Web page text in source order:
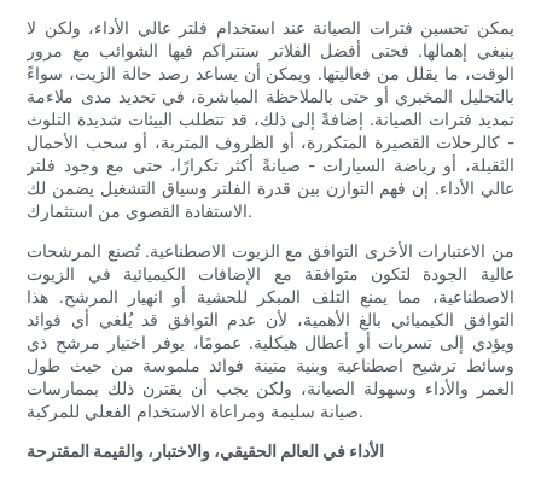
يمكن تحسين فترات الصيانة عند استخدام فلتر عالي الأداء، ولكن لا
ينبغي إهمالها. فحتى أفضل الفلاتر ستتراكم فيها الشوائب مع مرور
الوقت، ما يقلل من فعاليتها. ويمكن أن يساعد رصد حالة الزيت، سواءً
بالتحليل المخبري أو حتى بالملاحظة المباشرة، في تحديد مدى ملاءمة
تمديد فترات الصيانة. إضافةً إلى ذلك، قد تتطلب البيئات شديدة التلوث
- كالرحلات القصيرة المتكررة، أو الظروف المتربة، أو سحب الأحمال
الثقيلة، أو رياضة السيارات - صيانةً أكثر تكرارًا، حتى مع وجود فلتر
عالي الأداء. إن فهم التوازن بين قدرة الفلتر وسياق التشغيل يضمن لك
الاستفادة القصوى من استثمارك.
من الاعتبارات الأخرى التوافق مع الزيوت الاصطناعية. تُصنع المرشحات
عالية الجودة لتكون متوافقة مع الإضافات الكيميائية في الزيوت
الاصطناعية، مما يمنع التلف المبكر للحشية أو انهيار المرشح. هذا
التوافق الكيميائي بالغ الأهمية، لأن عدم التوافق قد يُلغي أي فوائد
ويؤدي إلى تسربات أو أعطال هيكلية. عمومًا، يوفر اختيار مرشح ذي
وسائط ترشيح اصطناعية وبنية متينة فوائد ملموسة من حيث طول
العمر والأداء وسهولة الصيانة، ولكن يجب أن يقترن ذلك بممارسات
صيانة سليمة ومراعاة الاستخدام الفعلي للمركبة.
الأداء في العالم الحقيقي، والاختبار، والقيمة المقترحة